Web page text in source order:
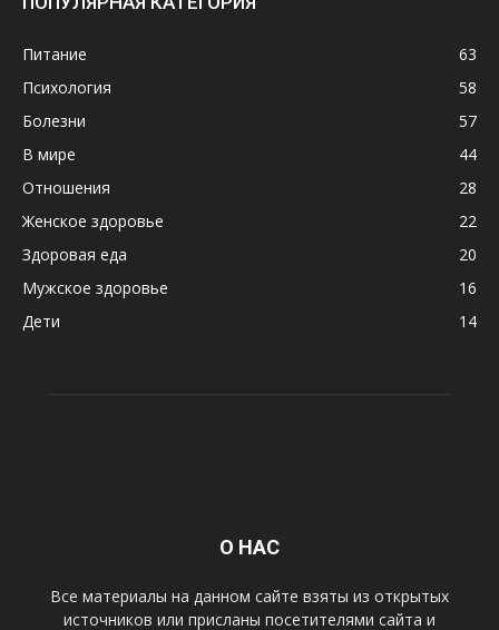
Питание
63
Психология
58
Болезни
57
В мире
44
Отношения
28
Женское здоровье
22
Здоровая еда
20
Мужское здоровье
16
Дети
14
О НАС
Все материалы на данном сайте взяты из открытых
источников или присланы посетителями сайта и